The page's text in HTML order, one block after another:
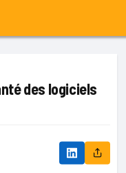
des logiciels